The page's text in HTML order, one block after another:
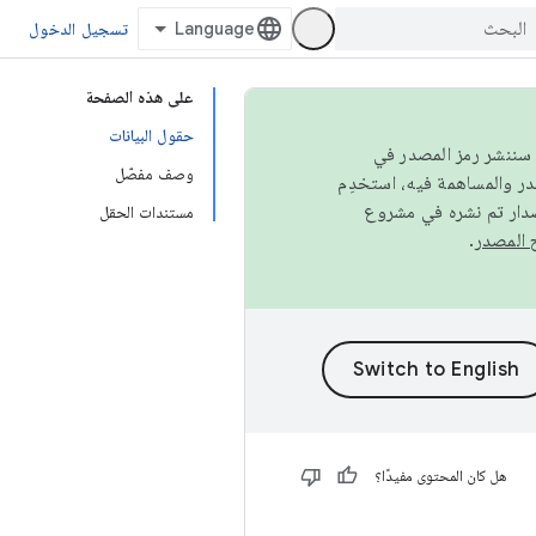
تسجيل الدخول
على هذه الصفحة
حقول البيانات
وصف مفصّل
مستندات الحقل
سننشر رمز المصدر في
تم نشره في مشروع
.
هل كان المحتوى مفيدًا؟